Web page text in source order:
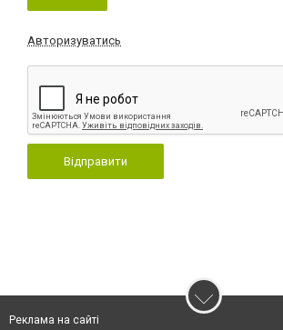
Авторизуватись
Відправити
Реклама на сайті